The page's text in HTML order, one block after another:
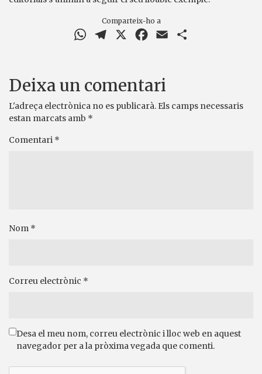
Comparteix-ho a
WhatsAppTelegram Facebook
Email
Deixa un comentari
L'adreça electrònica no es publicarà. Els camps necessaris
estan marcats amb *
Comentari *
Nom *
Correu electrònic *
Desa el meu nom, correu electrònic i lloc web en aquest
navegador per a la pròxima vegada que comenti.